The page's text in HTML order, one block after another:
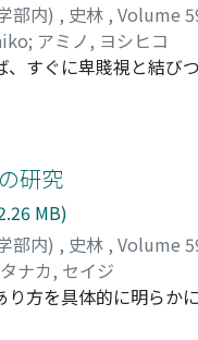
部内) , 史林 , Volume
; アミノ, ヨシヒコ
すぐに卑賤視と結び
、この見方は依然と
の人々は、一方で非
丁等は御家人クラス
視となんの関係もな
には「平民百姓」が
世後期以降、「散所
おいて、あらためて
研究
MB)
部内) , 史林 , Volume
タナカ, セイジ
方を具体的に明らか
) であり、秋免(立毛